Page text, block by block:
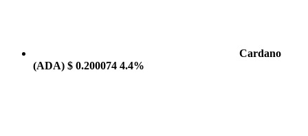
Cardano
(ADA) $ 0.200074 4.4%